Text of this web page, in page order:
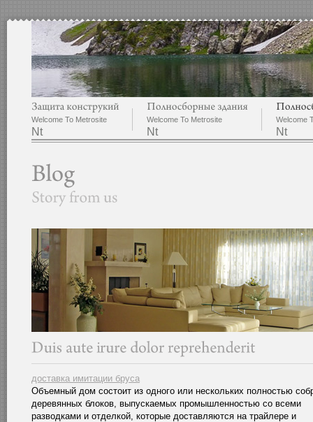
Welcome To Metrosite
Nt
Welcome To Metrosite
Nt
Welcome
Nt
доставка имитации бруса
Объемный дом состоит из одного или нескольких полностью
деревянных блоков, выпускаемых промышленностью со всеми
разводками и отделкой, которые доставляются на трайлере и